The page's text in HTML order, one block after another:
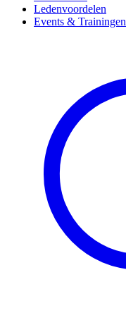
Ledenvoordelen
Events & Trainingen